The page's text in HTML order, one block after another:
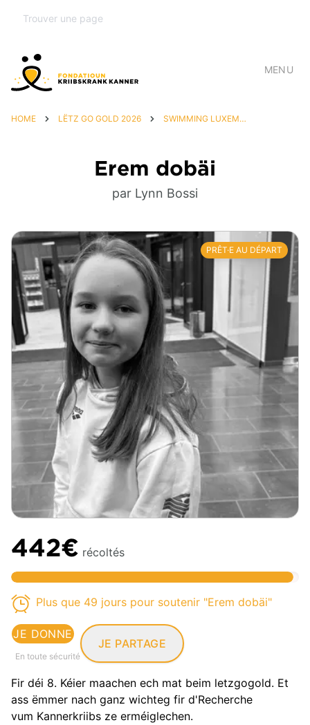
MENU
HOME LËTZ GO GOLD 2026 SWIMMING LUXEMBOURG, MIR SINN DOBÄI
Erem dobäi
par Lynn Bossi
PRÊT·E AU DÉPART
442€ récoltés
Plus que 49 jours pour soutenir "Erem dobäi"
JE DONNE
En toute sécurité
JE PARTAGE
Fir déi 8. Kéier maachen ech mat beim letzgogold. Et
ass ëmmer nach ganz wichteg fir d'Recherche
vum Kannerkriibs ze erméiglechen.